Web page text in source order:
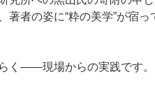
者の姿に“粋の美学”が宿っ
く――現場からの実践です。